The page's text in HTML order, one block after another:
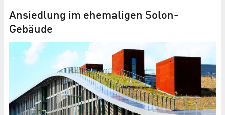
Ansiedlung im ehemaligen Solon-
Gebäude